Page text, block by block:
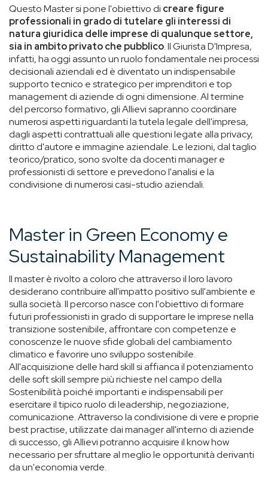
Questo Master si pone l'obiettivo di creare figure
professionali in grado di tutelare gli interessi di
natura giuridica delle imprese di qualunque settore,
sia in ambito privato che pubblico. Il Giurista D'Impresa,
infatti, ha oggi assunto un ruolo fondamentale nei processi
decisionali aziendali ed è diventato un indispensabile
supporto tecnico e strategico per imprenditori e top
management di aziende di ogni dimensione. Al termine
del percorso formativo, gli Allievi sapranno coordinare
numerosi aspetti riguardanti la tutela legale dell'impresa,
dagli aspetti contrattuali alle questioni legate alla privacy,
diritto d'autore e immagine aziendale. Le lezioni, dal taglio
teorico/pratico, sono svolte da docenti manager e
professionisti di settore e prevedono l'analisi e la
condivisione di numerosi casi-studio aziendali.
Master in Green Economy e
Sustainability Management
Il master è rivolto a coloro che attraverso il loro lavoro
desiderano contribuire all'impatto positivo sull'ambiente e
sulla società. Il percorso nasce con l'obiettivo di formare
futuri professionisti in grado di supportare le imprese nella
transizione sostenibile, affrontare con competenze e
conoscenze le nuove sfide globali del cambiamento
climatico e favorire uno sviluppo sostenibile.
All'acquisizione delle hard skill si affianca il potenziamento
delle soft skill sempre più richieste nel campo della
Sostenibilità poiché importanti e indispensabili per
esercitare il tipico ruolo di leadership, negoziazione,
comunicazione. Attraverso la condivisione di vere e proprie
best practise, utilizzate dai manager all'interno di aziende
di successo, gli Allievi potranno acquisire il know how
necessario per sfruttare al meglio le opportunità derivanti
da un'economia verde.